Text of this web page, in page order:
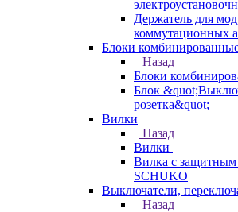
Держатель для
коммутационных
Блоки
Назад
Блоки
Блок
розетка&quot;
Вилки
Назад
Вилки
Вилка с защитным
SCHUKO
Выключатели,
Назад